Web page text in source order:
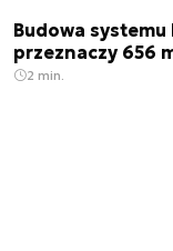
Budowa systemu
przeznaczy 656
2 min.